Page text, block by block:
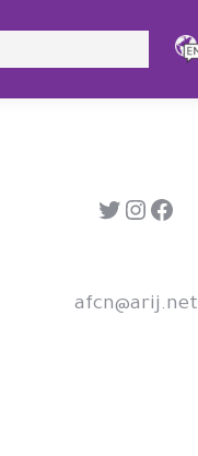
فيسبوك إنستجرام تويتر
afcn@arij.net